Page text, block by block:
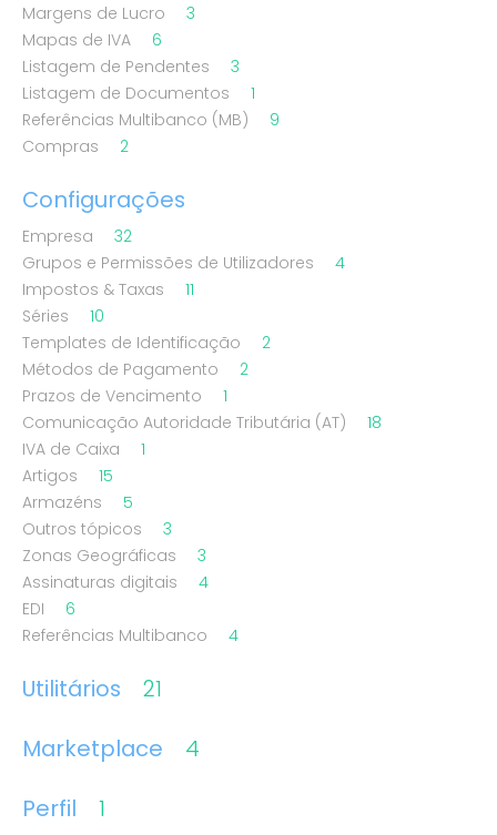
Margens de Lucro
3
Mapas de IVA
6
Listagem de Pendentes
3
Listagem de Documentos
1
Referências Multibanco (MB)
9
Compras
2
Configurações
Empresa
32
Grupos e Permissões de Utilizadores
4
Impostos & Taxas
11
Séries
10
Templates de Identificação
2
Métodos de Pagamento
2
Prazos de Vencimento
1
Comunicação Autoridade Tributária (AT)
18
IVA de Caixa
1
Artigos
15
Armazéns
5
Outros tópicos
3
Zonas Geográficas
3
Assinaturas digitais
4
EDI
6
Referências Multibanco
4
Utilitários
21
Marketplace
4
Perfil
1